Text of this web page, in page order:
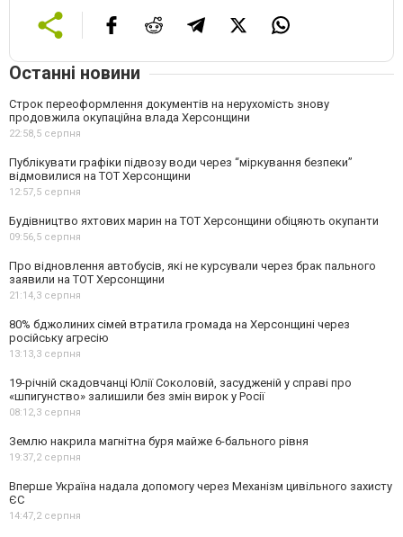
Останні новини
Строк переоформлення документів на нерухомість знову
продовжила окупаційна влада Херсонщини
22:58,5 серпня
Публікувати графіки підвозу води через “міркування безпеки”
відмовилися на ТОТ Херсонщини
12:57,5 серпня
Будівництво яхтових марин на ТОТ Херсонщини обіцяють окупанти
09:56,5 серпня
Про відновлення автобусів, які не курсували через брак пального
заявили на ТОТ Херсонщини
21:14,3 серпня
80% бджолиних сімей втратила громада на Херсонщині через
російську агресію
13:13,3 серпня
19-річній скадовчанці Юлії Соколовій, засудженій у справі про
«шпигунство» залишили без змін вирок у Росії
08:12,3 серпня
Землю накрила магнітна буря майже 6-бального рівня
19:37,2 серпня
Вперше Україна надала допомогу через Механізм цивільного захисту
ЄС
14:47,2 серпня